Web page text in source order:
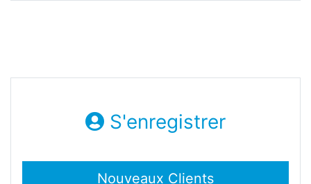
S'enregistrer